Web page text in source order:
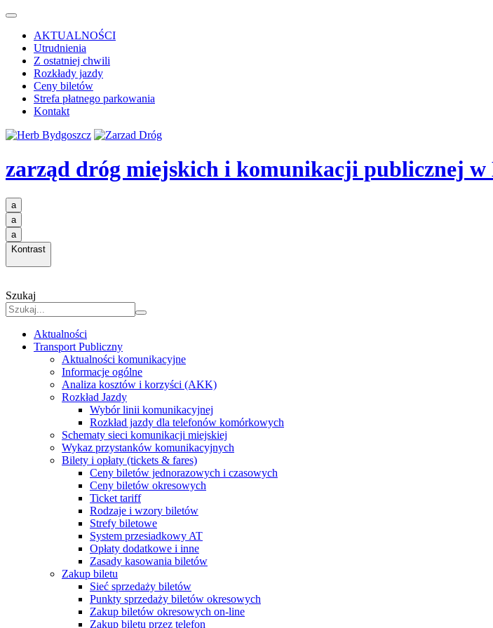
AKTUALNOŚCI
Utrudnienia
Z ostatniej chwili
Rozkłady jazdy
Ceny biletów
Strefa płatnego parkowania
Kontakt
zarząd dróg miejskich i komunikacji publicznej w
a
a
a
Kontrast
Szukaj
Aktualności
Transport Publiczny
Aktualności komunikacyjne
Informacje ogólne
Analiza kosztów i korzyści (AKK)
Rozkład Jazdy
Wybór linii komunikacyjnej
Rozkład jazdy dla telefonów komórkowych
Schematy sieci komunikacji miejskiej
Wykaz przystanków komunikacyjnych
Bilety i opłaty (tickets & fares)
Ceny biletów jednorazowych i czasowych
Ceny biletów okresowych
Ticket tariff
Rodzaje i wzory biletów
Strefy biletowe
System przesiadkowy AT
Opłaty dodatkowe i inne
Zasady kasowania biletów
Zakup biletu
Sieć sprzedaży biletów
Punkty sprzedaży biletów okresowych
Zakup biletów okresowych on-line
Zakup biletu przez telefon